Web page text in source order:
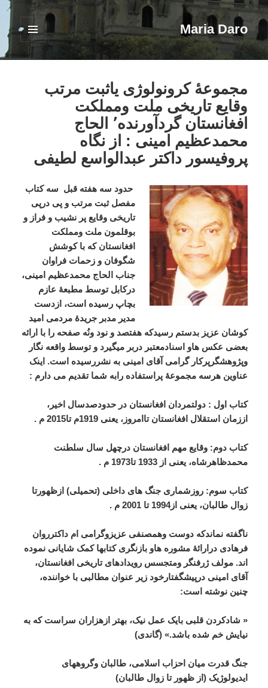
Maria Daro
فهرست
ابزارک‌ها
مجموعۀ کرونولوژی یاثبت مرتب
وقایع تاریخی ملت ومملکت
افغانستان گردآورنده٬ الحاج
محمدعظیم امینی : از نگاه
پروفیسور داکتر عبدالواسع لطیفی
حدود سه هفته قبل سه کتاب
مفصل ثبت مرتب و پی درپی
تاریخی وقایع پر نشیب و فراز و
بوقلمون ملت ومملکت
افغانستان که با کوشش
شگوفان و زحمات فراوان
جناب الحاج محمدعظیم امینی،
درکابل توسط مطبعۀ عازم
بچاپ رسیده است، ازدست
مدیر مدبر جریدۀ مردمی امید
کوشان عزیز بدستم رسیدکه هفتصد و نود ونُه صفحه را با ارائه
بعضی عکس هاو اسنادمعتبر دربر میگیرد و توسط واقعه نگار
وپژوهشگرپرکار گرامی آقای امینی به نشررسیده است. اینک
عناوین هرسه مجموعۀ پراستفاده رابه شما تقدیم می دارم :
کتاب اول : دولتمردان افغانستان در حدودصدسال اخیر،
اززمان استقلال افغانستان تاامروز، یعنی 1919م تا2015 م
.
کتاب دوم: وقایع مهم افغانستان درچهل سال سلطنت
محمدظاهرشاه، یعنی از 1933 تا1973 م
.
کتاب سوم: روزشماری جنگ های داخلی (تحمیلی) ازظهورتا
زوال طالبان، یعنی از1994 تا 2001 م
.
ناگفته نماندکه دوست وهمصنفی عزیزوگرامی ام داکترروان
فرهادی درارائۀ مشوره هاو بازنگری کتابها کمک شایانی نموده
اند. مولف ژرفنگر ومتجسس رویدادهای تاریخی افغانستان،
آقای امینی درپیشگفتارخود زیر عنوان مطالبی با خواننده،
چنین نوشته است:
« شادکردن قلبی بایک عمل نیک، بهتر ازهزاران سراست که به
نیایش خم شده باشد.» (گاندی)
جنگ قدرت میان احزاب اسلامی، طالبان وگروههای
ایدیولوژیک (از ظهور تا زوال طالبان)